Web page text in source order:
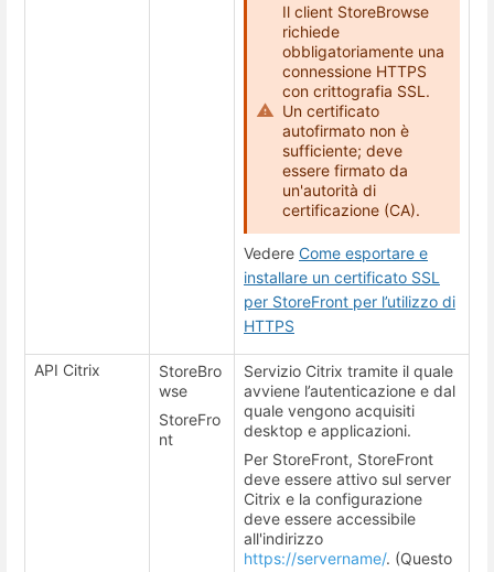
Il client StoreBrowse
richiede
obbligatoriamente una
connessione HTTPS
con crittografia SSL.
Un certificato
autofirmato non è
sufficiente; deve
essere firmato da
un'autorità di
certificazione (CA).
Vedere Come esportare e
installare un certificato SSL
per StoreFront per l’utilizzo di
HTTPS
API Citrix
StoreBro
wse
StoreFro
nt
Servizio Citrix tramite il quale
avviene l’autenticazione e dal
quale vengono acquisiti
desktop e applicazioni.
Per StoreFront, StoreFront
deve essere attivo sul server
Citrix e la configurazione
deve essere accessibile
all'indirizzo
https://servername/. (Questo